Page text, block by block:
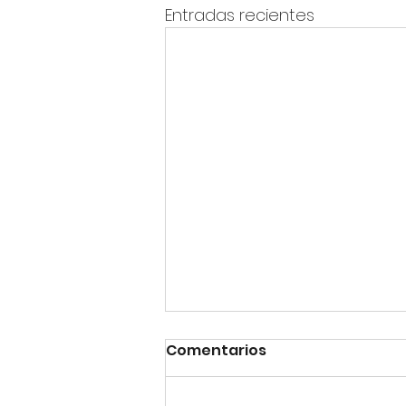
Entradas recientes
Comentarios